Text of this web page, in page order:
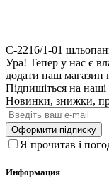
С-2216/1-01
Ура! Тепер у нас є
додати наш магазин
Підпишіться на
Новинки, знижки,
Оформити підписку
Я прочитав і
Информация